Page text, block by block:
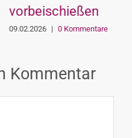
vorbeischießen
09.02.2026 | 0 Kommentare
Kommentar